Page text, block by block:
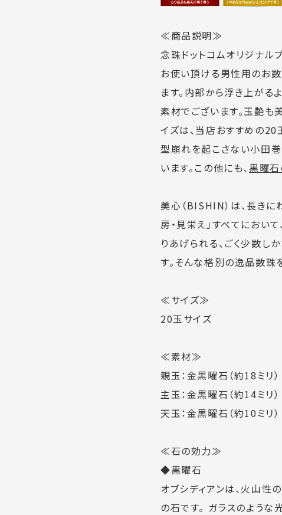
≪商品説明≫
念珠ドットコムオリジナル
お使い頂ける男性用のお数
ます。内部から浮き上が
素材でございます。玉艶も
イズは、当店おすすめの20
型崩れを起こさない小田
います。この他にも、 黒曜
美心（BISHIN）は、長きに
房・見栄え」すべてにおい
りあげられる、ごく少数し
す。そんな格別の逸品数珠
≪サイズ≫
20玉サイズ
≪素材≫
親玉：金黒曜石（約18ミリ）
主玉：金黒曜石（約14ミリ）
天玉：金黒曜石（約10ミリ）
≪石の効力≫
◆黒曜石
オブシディアンは、火山
の石です。 ガラスのよう